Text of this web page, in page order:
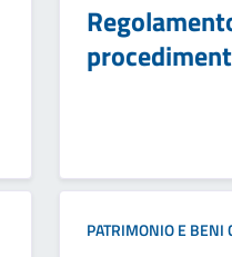
PATRIMONIO E BENI